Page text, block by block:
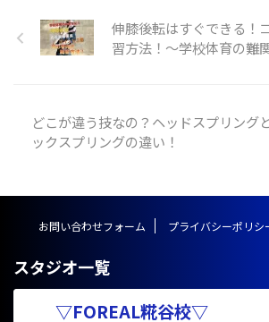
やアクロバットを用いる競技の中
で利用されることの多い技で、技
の形としては前方系の技に分類さ
の技名としては、 １．ハンドス
プリング https://y ...
伸膝後転はすぐできる！
習方法！〜学校体育の難
どこが違う技なの？ヘッドスプリング
ックスプリングの違い！
お問い合わせフォーム プライバシーポリシ
スタジオ一覧
▽FOREAL糀谷校▽